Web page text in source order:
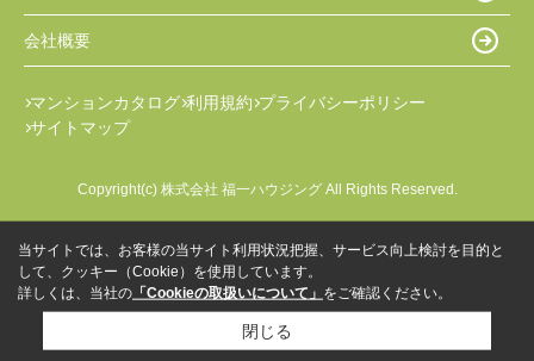
会社概要
マンションカタログ 利用規約 プライバシーポリシー
サイトマップ
Copyright(c) 株式会社 福一ハウジング All Rights Reserved.
当サイトでは、お客様の当サイト利用状況把握、サービス向上検討を目的と
して、クッキー（Cookie）を使用しています。
詳しくは、当社の 「Cookieの取扱いについて」 をご確認ください。
閉じる